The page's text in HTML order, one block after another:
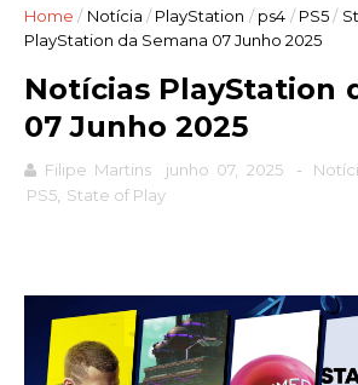
Home / Notícia / PlayStation / ps4 / PS5 /
PlayStation da Semana 07 Junho 2025
Notícias PlayStation
07 Junho 2025
Filipe Martins junho 07, 2025 -
PS5 State of Play